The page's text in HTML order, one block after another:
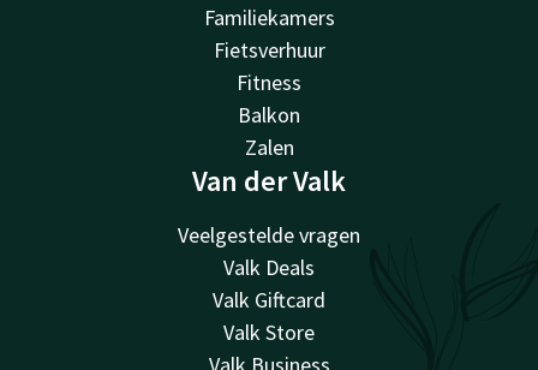
Familiekamers
Fietsverhuur
Fitness
Balkon
Zalen
Van der Valk
Veelgestelde vragen
Valk Deals
Valk Giftcard
Valk Store